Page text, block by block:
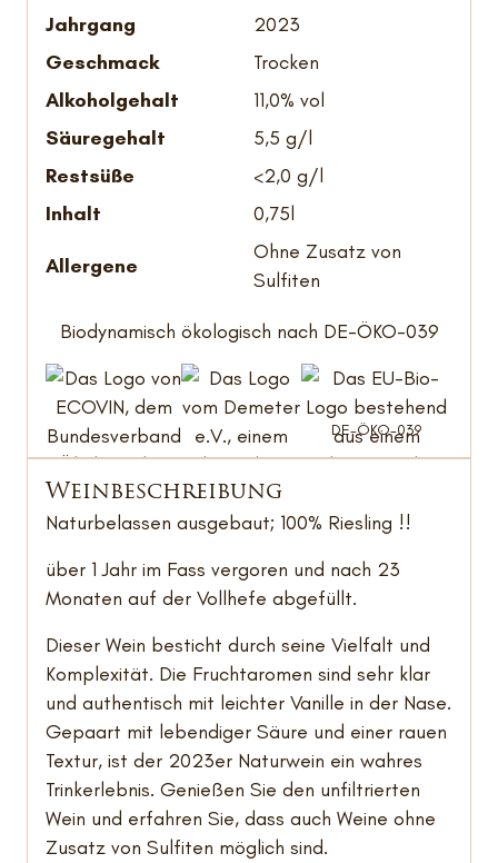
Jahrgang
2023
Geschmack
Trocken
Alkoholgehalt
11,0% vol
Säuregehalt
5,5 g/l
Restsüße
<2,0 g/l
Inhalt
0,75l
Allergene
Ohne Zusatz von
Sulfiten
Biodynamisch ökologisch nach DE-ÖKO-039
DE-ÖKO-039
Wein­beschreibung
Naturbelassen ausgebaut; 100% Riesling !!
über 1 Jahr im Fass vergoren und nach 23
Monaten auf der Vollhefe abgefüllt.
Dieser Wein besticht durch seine Vielfalt und
Komplexität. Die Fruchtaromen sind sehr klar
und authentisch mit leichter Vanille in der Nase.
Gepaart mit lebendiger Säure und einer rauen
Textur, ist der 2023er Naturwein ein wahres
Trinkerlebnis. Genießen Sie den unfiltrierten
Wein und erfahren Sie, dass auch Weine ohne
Zusatz von Sulfiten möglich sind.